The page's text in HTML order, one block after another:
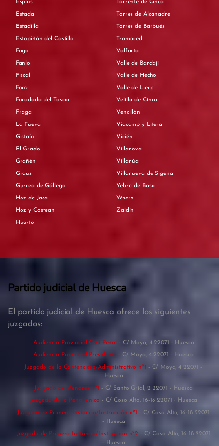
Esplús
Estada
Estadilla
Estopiñán del Castillo
Fago
Fanlo
Fiscal
Fonz
Foradada del Toscar
Fraga
La Fueva
Gistaín
El Grado
Grañén
Graus
Gurrea de Gállego
Hoz de Jaca
Hoz y Costean
Huerto
Torrente de Cinca
Torres de Alcanadre
Torres de Barbués
Tramaced
Valfarta
Valle de Bardají
Valle de Hecho
Valle de Lierp
Velilla de Cinca
Vencillón
Viacamp y Litera
Vicién
Villanova
Villanúa
Villanueva de Sigena
Yebra de Basa
Yésero
Zaidín
Partido judicial de Huesca
El partido judicial de Huesca ofrece los siguientes
juzgados:
Audiencia Provincial Civil-Penal - C/ Moya, 4 22071 - Huesca
Audiencia Provincial Presidente - C/ Moya, 4 22071 - Huesca
Juzgado de lo Contencioso-Administrativo nº1 - C/ Moya, 4 22071 -
Huesca
Juzgado de Menores nº1 - C/ Santo Grial, 2 22071 - Huesca
Juzgado de lo Penal único - C/ Coso Alto, 16-18 22071 - Huesca
Juzgado de Primera Instancia/Instrucción nº1 - C/ Coso Alto, 16-18 22071
- Huesca
Juzgado de Primera Instancia/Instrucción nº2 - C/ Coso Alto, 16-18 22071
- Huesca